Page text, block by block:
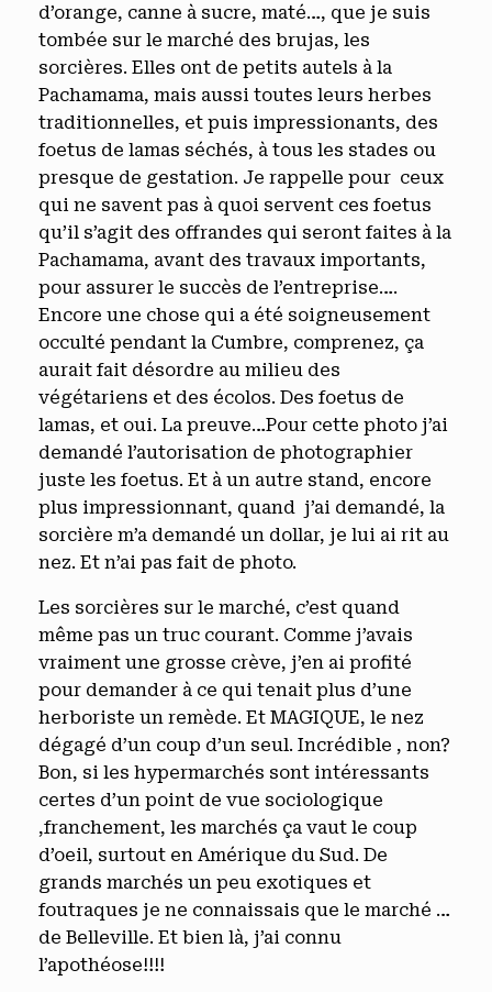
d’orange, canne à sucre, maté…, que je suis
tombée sur le marché des brujas, les
sorcières. Elles ont de petits autels à la
Pachamama, mais aussi toutes leurs herbes
traditionnelles, et puis impressionants, des
foetus de lamas séchés, à tous les stades ou
presque de gestation. Je rappelle pour ceux
qui ne savent pas à quoi servent ces foetus
qu’il s’agit des offrandes qui seront faites à la
Pachamama, avant des travaux importants,
pour assurer le succès de l’entreprise….
Encore une chose qui a été soigneusement
occulté pendant la Cumbre, comprenez, ça
aurait fait désordre au milieu des
végétariens et des écolos. Des foetus de
lamas, et oui. La preuve…Pour cette photo j’ai
demandé l’autorisation de photographier
juste les foetus. Et à un autre stand, encore
plus impressionnant, quand j’ai demandé, la
sorcière m’a demandé un dollar, je lui ai rit au
nez. Et n’ai pas fait de photo.
Les sorcières sur le marché, c’est quand
même pas un truc courant. Comme j’avais
vraiment une grosse crève, j’en ai profité
pour demander à ce qui tenait plus d’une
herboriste un remède. Et MAGIQUE, le nez
dégagé d’un coup d’un seul. Incrédible , non?
Bon, si les hypermarchés sont intéressants
certes d’un point de vue sociologique
,franchement, les marchés ça vaut le coup
d’oeil, surtout en Amérique du Sud. De
grands marchés un peu exotiques et
foutraques je ne connaissais que le marché …
de Belleville. Et bien là, j’ai connu
l’apothéose!!!!